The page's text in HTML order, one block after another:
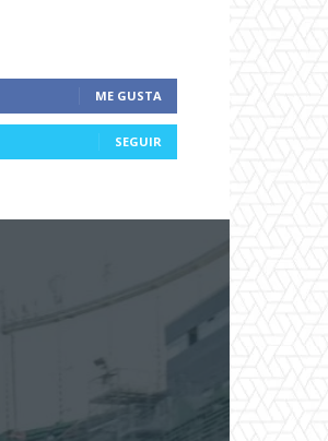
ME GUSTA
SEGUIR